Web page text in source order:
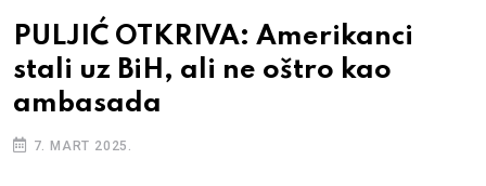
PULJIĆ OTKRIVA: Amerikanci
stali uz BiH, ali ne oštro kao
ambasada
7. MART 2025.